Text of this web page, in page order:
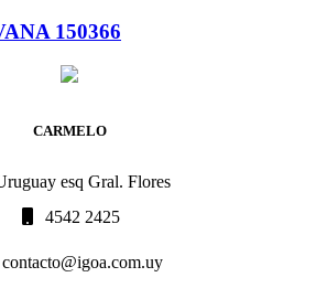
150366
CARMELO
esq Gral. Flores
4542 2425
contacto@igoa.com.uy